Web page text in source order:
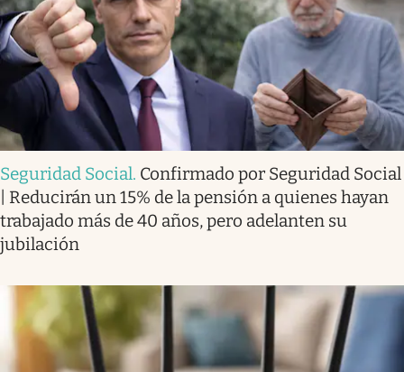
Seguridad Social. Confirmado por Seguridad Social
| Reducirán un 15% de la pensión a quienes hayan
trabajado más de 40 años, pero adelanten su
jubilación